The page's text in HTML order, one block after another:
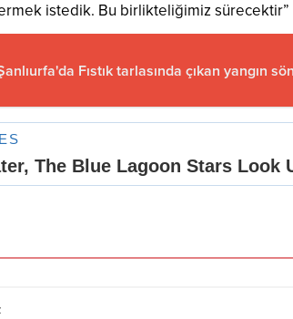
istedik. Bu birlikteliğimiz
Fıstık tarlasında çıkan yangın